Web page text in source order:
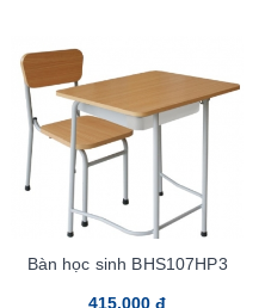
Bàn học sinh BHS107HP3
415.000 đ